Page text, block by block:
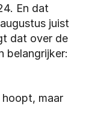
En dat
juist
dat over de
belangrijker:
hoopt, maar